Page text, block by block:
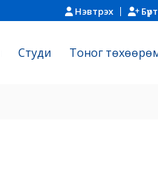
Нэвтрэх
Cтуди Тоног